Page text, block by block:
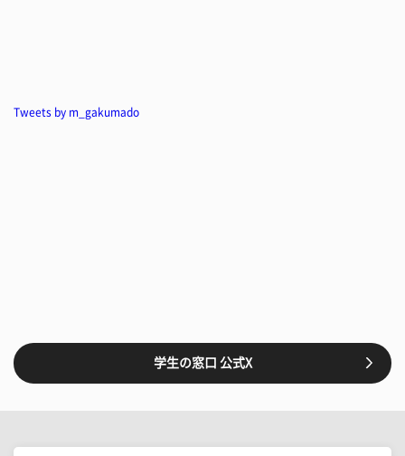
Tweets by m_gakumado
学生の窓口 公式X